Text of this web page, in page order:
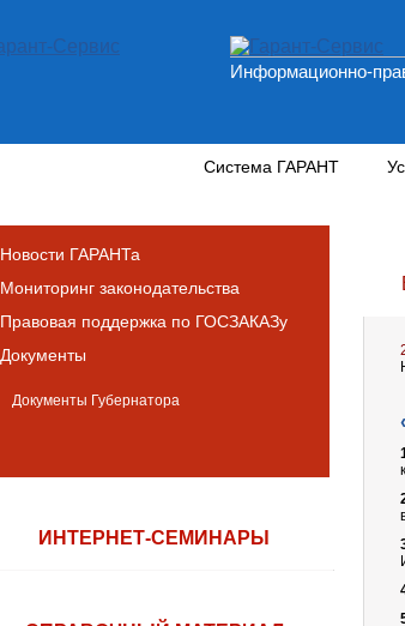
Информационно-
Система ГАРАНТ
Новости ГАРАНТа
Мониторинг законодательства
Правовая поддержка по ГОСЗАКАЗу
Документы
Документы Губернатора
ИНТЕРНЕТ-СЕМИНАРЫ